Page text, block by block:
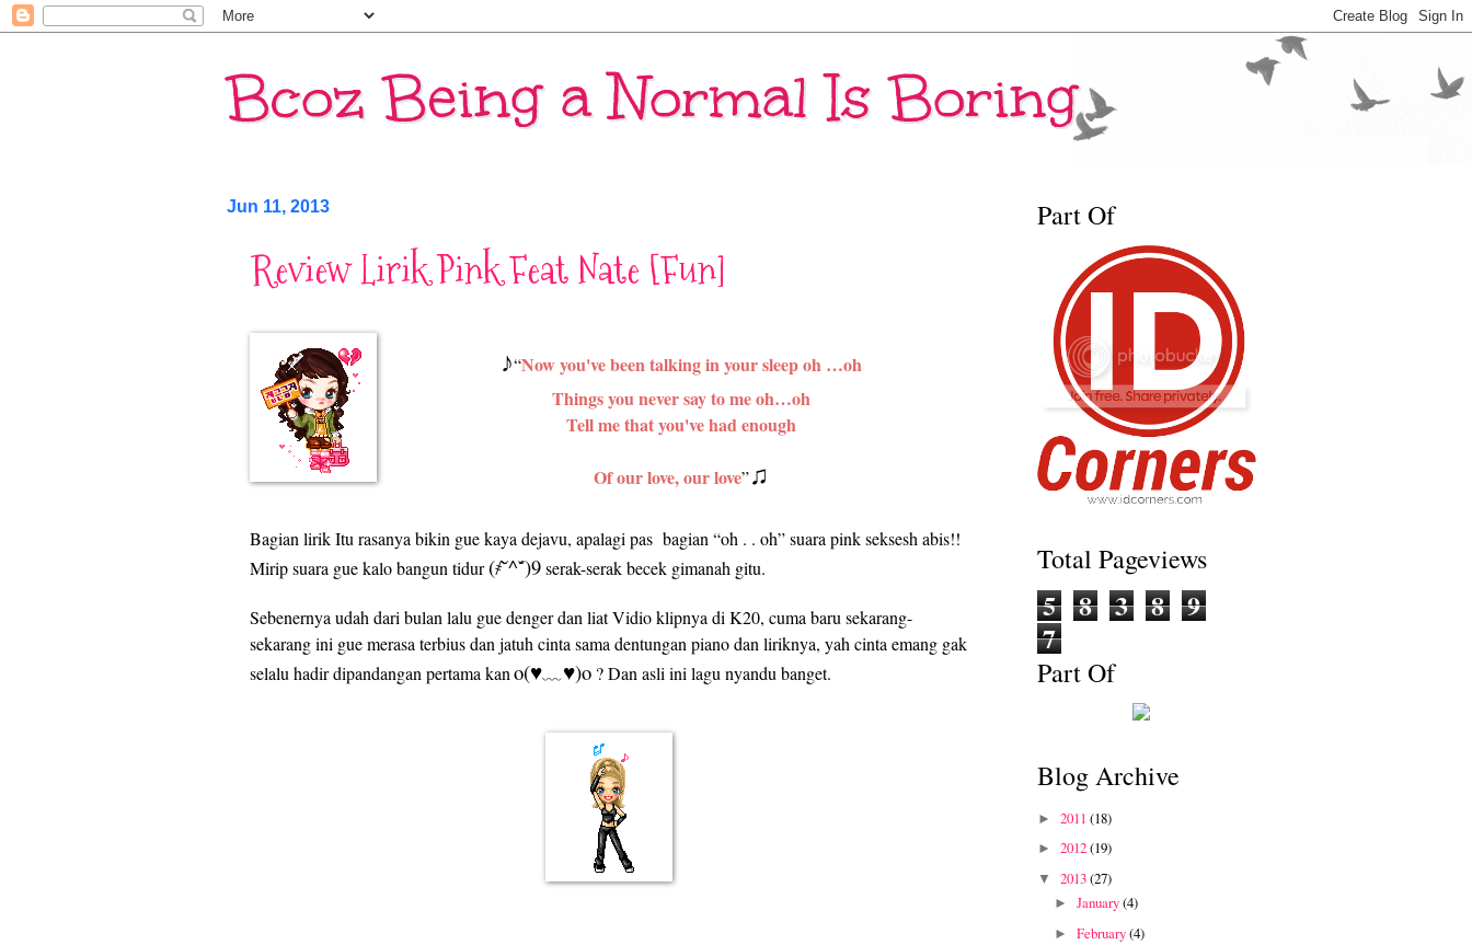
Bcoz Being a Normal Is Boring
Jun 11, 2013
Review Lirik Pink Feat Nate [Fun]
♪“Now you've been talking in your sleep oh …oh
Things you never say to me oh…oh
Tell me that you've had enough
Of our love, our love”♫
Bagian lirik Itu rasanya bikin gue kaya dejavu, apalagi pas bagian “oh . . oh” suara pink seksesh abis!!
Mirip suara gue kalo bangun tidur(҂˘̀^˘́)9serak-serak becek gimanah gitu.
Sebenernya udah dari bulan lalu gue denger dan liat Vidio klipnya di K20, cuma baru sekarang-
sekarang ini gue merasa terbius dan jatuh cinta sama dentungan piano dan liriknya, yah cinta emang gak
selalu hadir dipandangan pertama kano(♥﹏♥)o ? Dan asli ini lagu nyandu banget.
Part Of
Total Pageviews
5 8 3 8 9
7
Part Of
Blog Archive
► 2011 (18)
► 2012(19)
▼ 2013(27)
►January(4)
►February(4)